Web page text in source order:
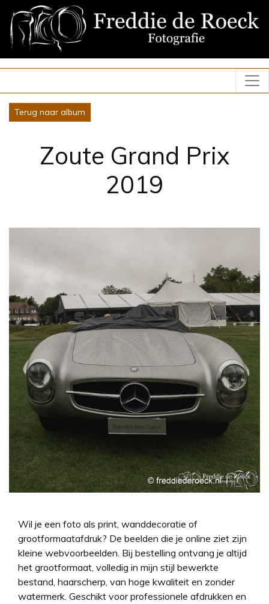
Terug naar album
Zoute Grand Prix
2019
Wil je een foto als print, wanddecoratie of
grootformaatafdruk? De beelden die je online ziet zijn
kleine webvoorbeelden. Bij bestelling ontvang je altijd
het grootformaat, volledig in mijn stijl bewerkte
bestand, haarscherp, van hoge kwaliteit en zonder
watermerk. Geschikt voor professionele afdrukken en